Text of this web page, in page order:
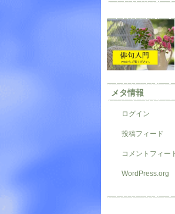
メタ情報
ログイン
投稿フィード
コメントフィー
WordPress.org